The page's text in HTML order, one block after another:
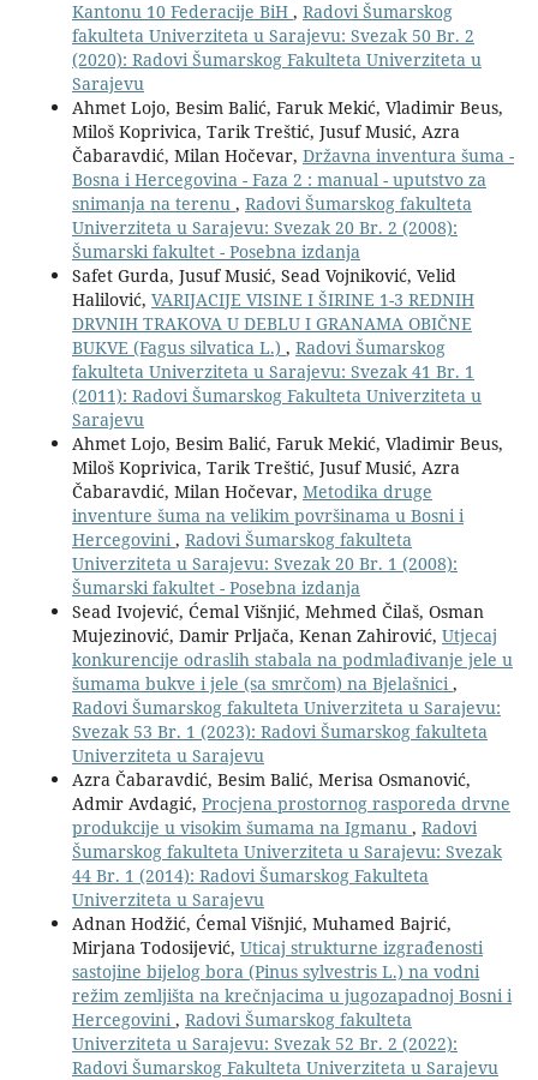
Kantonu 10 Federacije BiH , Radovi Šumarskog
fakulteta Univerziteta u Sarajevu: Svezak 50 Br. 2
(2020): Radovi Šumarskog Fakulteta Univerziteta u
Sarajevu
Ahmet Lojo, Besim Balić, Faruk Mekić, Vladimir Beus,
Miloš Koprivica, Tarik Treštić, Jusuf Musić, Azra
Čabaravdić, Milan Hočevar, Državna inventura šuma -
Bosna i Hercegovina - Faza 2 : manual - uputstvo za
snimanja na terenu , Radovi Šumarskog fakulteta
Univerziteta u Sarajevu: Svezak 20 Br. 2 (2008):
Šumarski fakultet - Posebna izdanja
Safet Gurda, Jusuf Musić, Sead Vojniković, Velid
Halilović, VARIJACIJE VISINE I ŠIRINE 1-3 REDNIH
DRVNIH TRAKOVA U DEBLU I GRANAMA OBIČNE
BUKVE (Fagus silvatica L.) , Radovi Šumarskog
fakulteta Univerziteta u Sarajevu: Svezak 41 Br. 1
(2011): Radovi Šumarskog Fakulteta Univerziteta u
Sarajevu
Ahmet Lojo, Besim Balić, Faruk Mekić, Vladimir Beus,
Miloš Koprivica, Tarik Treštić, Jusuf Musić, Azra
Čabaravdić, Milan Hočevar, Metodika druge
inventure šuma na velikim površinama u Bosni i
Hercegovini, Radovi Šumarskog fakulteta
Univerziteta u Sarajevu: Svezak 20 Br. 1 (2008):
Šumarski fakultet - Posebna izdanja
Sead Ivojević, Ćemal Višnjić, Mehmed Čilaš, Osman
Mujezinović, Damir Prljača, Kenan Zahirović, Utjecaj
konkurencije odraslih stabala na podmlađivanje jele u
šumama bukve i jele (sa smrčom) na Bjelašnici,
Radovi Šumarskog fakulteta Univerziteta u Sarajevu:
Svezak 53 Br. 1 (2023): Radovi Šumarskog fakulteta
Univerziteta u Sarajevu
Azra Čabaravdić, Besim Balić, Merisa Osmanović,
Admir Avdagić, Procjena prostornog rasporeda drvne
produkcije u visokim šumama na Igmanu , Radovi
Šumarskog fakulteta Univerziteta u Sarajevu: Svezak
44 Br. 1 (2014): Radovi Šumarskog Fakulteta
Univerziteta u Sarajevu
Adnan Hodžić, Ćemal Višnjić, Muhamed Bajrić,
Mirjana Todosijević, Uticaj strukturne izgrađenosti
sastojine bijelog bora (Pinus sylvestris L.) na vodni
režim zemljišta na krečnjacima u jugozapadnoj Bosni i
Hercegovini, Radovi Šumarskog fakulteta
Univerziteta u Sarajevu: Svezak 52 Br. 2 (2022):
Radovi Šumarskog Fakulteta Univerziteta u Sarajevu